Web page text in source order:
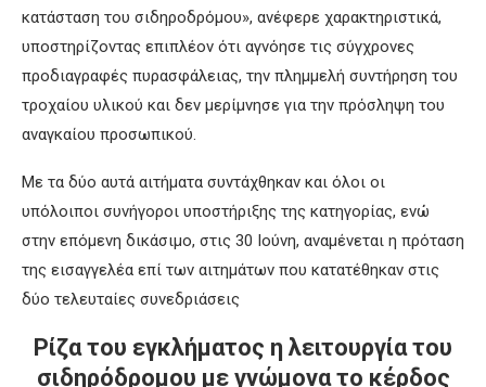
κατάσταση του σιδηροδρόμου», ανέφερε χαρακτηριστικά,
υποστηρίζοντας επιπλέον ότι αγνόησε τις σύγχρονες
προδιαγραφές πυρασφάλειας, την πλημμελή συντήρηση του
τροχαίου υλικού και δεν μερίμνησε για την πρόσληψη του
αναγκαίου προσωπικού.
Με τα δύο αυτά αιτήματα συντάχθηκαν και όλοι οι
υπόλοιποι συνήγοροι υποστήριξης της κατηγορίας, ενώ
στην επόμενη δικάσιμο, στις 30 Ιούνη, αναμένεται η πρόταση
της εισαγγελέα επί των αιτημάτων που κατατέθηκαν στις
δύο τελευταίες συνεδριάσεις
Ρίζα του εγκλήματος η λειτουργία του
σιδηρόδρομου με γνώμονα το κέρδος